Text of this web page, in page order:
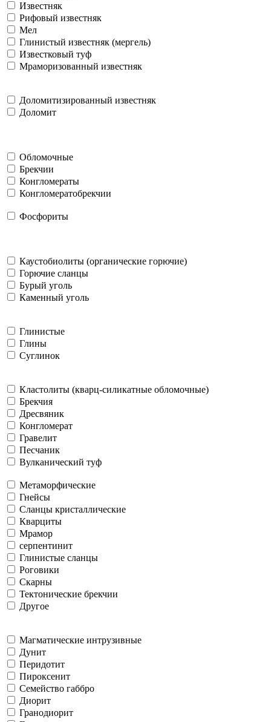
Известняк
Рифовый известняк
Мел
Глинистый известняк (мергель)
Известковый туф
Мраморизованный известняк
Доломитизированный известняк
Доломит
Обломочные
Брекчии
Конгломераты
Конгломератобрекчии
Фосфориты
Каустобиолиты (органические горючие)
Горючие сланцы
Бурый уголь
Каменный уголь
Глинистые
Глины
Суглинок
Кластолиты (кварц-силикатные обломочные)
Брекчия
Дресвяник
Конгломерат
Гравелит
Песчаник
Вулканический туф
Метаморфические
Гнейсы
Сланцы кристаллические
Кварциты
Мрамор
серпентинит
Глинистые сланцы
Роговики
Скарны
Тектонические брекчии
Другое
Магматические интрузивные
Дунит
Перидотит
Пироксенит
Семейство габбро
Диорит
Гранодиорит